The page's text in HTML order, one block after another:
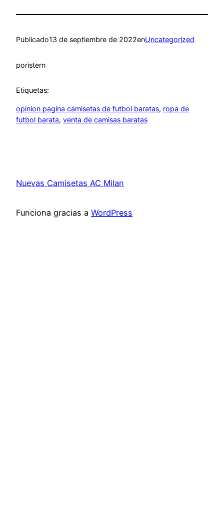
Publicado13 de septiembre de 2022enUncategorized
poristern
Etiquetas:
opinion pagina camisetas de futbol baratas, ropa de
futbol barata, venta de camisas baratas
Nuevas Camisetas AC Milan
Funciona gracias a WordPress